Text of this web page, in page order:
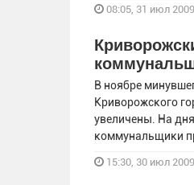
08:05, 31 июл 2009
В ноябре
Криворожского
увеличены. На
коммунальщики
15:30, 30 июл 2009